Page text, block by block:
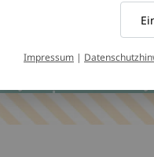
Impressum |